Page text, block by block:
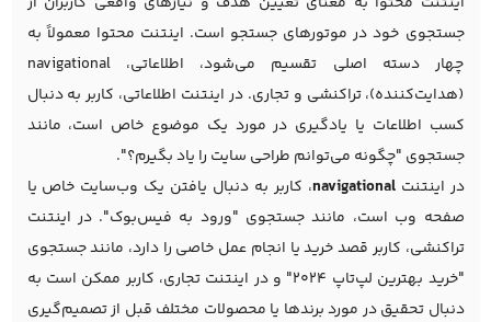
جستجوی خود در موتورهای جستجو است. اینتنت محتوا معمولاً به
چهار دسته اصلی تقسیم می‌شود، اطلاعاتی، navigational
(هدایت‌کننده)، تراکنشی و تجاری. در اینتنت اطلاعاتی، کاربر به دنبال
کسب اطلاعات یا یادگیری در مورد یک موضوع خاص است، مانند
جستجوی "چگونه می‌توانم طراحی سایت را یاد بگیرم؟".
در اینتنت navigational
، کاربر به دنبال یافتن یک وب‌سایت خاص یا
صفحه وب است، مانند جستجوی "ورود به فیس‌بوک". در اینتنت
تراکنشی، کاربر قصد خرید یا انجام عمل خاصی را دارد، مانند جستجوی
"خرید بهترین لپ‌تاپ ۲۰۲۴" و در اینتنت تجاری، کاربر ممکن است به
دنبال تحقیق در مورد برندها یا محصولات مختلف قبل از تصمیم‌گیری